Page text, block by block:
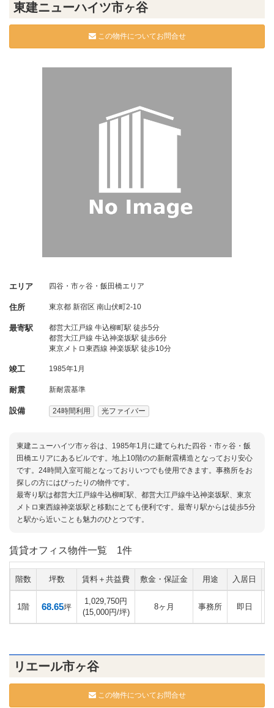
東建ニューハイツ市ヶ谷
この物件についてお問合せ
エリア 四谷・市ヶ谷・飯田橋エリア
住所 東京都 新宿区 南山伏町2-10
最寄駅
都営大江戸線 牛込柳町駅 徒歩5分
都営大江戸線 牛込神楽坂駅 徒歩6分
東京メトロ東西線 神楽坂駅 徒歩10分
竣工 1985年1月
耐震 新耐震基準
設備 24時間利用 光ファイバー
東建ニューハイツ市ヶ谷は、1985年1月に建てられた四谷・市ヶ谷・飯
田橋エリアにあるビルです。地上10階のの新耐震構造となっており安心
です。24時間入室可能となっておりいつでも使用できます。事務所をお
探しの方にはぴったりの物件です。
最寄り駅は都営大江戸線牛込柳町駅、都営大江戸線牛込神楽坂駅、東京
メトロ東西線神楽坂駅と移動にとても便利です。最寄り駅からは徒歩5分
と駅から近いことも魅力のひとつです。
賃貸オフィス物件一覧 1件
階数 坪数 賃料＋共益費 敷金・保証金 用途 入居日
1階 68.65坪
1,029,750円
(15,000円/坪)
8ヶ月 事務所 即日
リエール市ヶ谷
この物件についてお問合せ